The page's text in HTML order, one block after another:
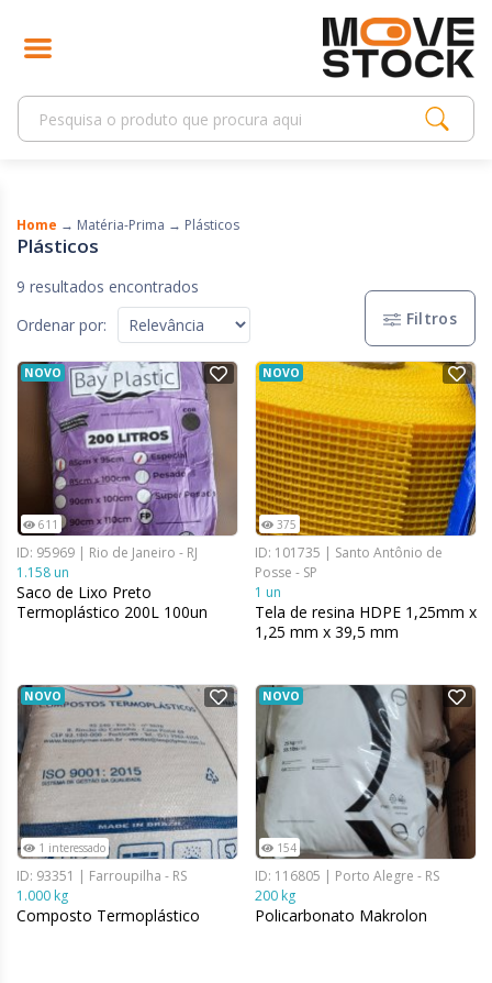
Home → Matéria-Prima → Plásticos
Plásticos
9 resultados encontrados
Ordenar por:
Filtros
NOVO
611
ID: 95969 | Rio de Janeiro - RJ
1.158 un
Saco de Lixo Preto
Termoplástico 200L 100un
NOVO
375
ID: 101735 | Santo Antônio de
Posse - SP
1 un
Tela de resina HDPE 1,25mm x
1,25 mm x 39,5 mm
NOVO
1 interessado
ID: 93351 | Farroupilha - RS
1.000 kg
Composto Termoplástico
NOVO
154
ID: 116805 | Porto Alegre - RS
200 kg
Policarbonato Makrolon